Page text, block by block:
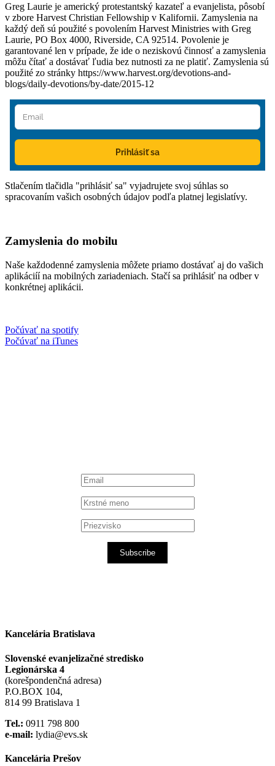
Greg Laurie je americký protestantský kazateľ a evanjelista, pôsobí
v zbore Harvest Christian Fellowship v Kalifornii. Zamyslenia na
každý deň sú použité s povolením Harvest Ministries with Greg
Laurie, PO Box 4000, Riverside, CA 92514. Povolenie je
garantované len v prípade, že ide o neziskovú činnosť a zamyslenia
môžu čítať a dostávať ľudia bez nutnosti za ne platiť. Zamyslenia sú
použité zo stránky https://www.harvest.org/devotions-and-
blogs/daily-devotions/by-date/2015-12
Prihlásiť sa
Stlačením tlačidla "prihlásiť sa" vyjadrujete svoj súhlas so
spracovaním vašich osobných údajov podľa platnej legislatívy.
Zamyslenia do mobilu
Naše každodenné zamyslenia môžete priamo dostávať aj do vašich
aplikáciíí na mobilných zariadeniach. Stačí sa prihlásiť na odber v
konkrétnej aplikácii.
Počúvať na spotify
Počúvať na iTunes
Subscribe
Kancelária Bratislava
Slovenské evanjelizačné stredisko
Legionárska 4
(korešpondenčná adresa)
P.O.BOX 104,
814 99 Bratislava 1
Tel.: 0911 798 800
e-mail: lydia@evs.sk
Kancelária Prešov